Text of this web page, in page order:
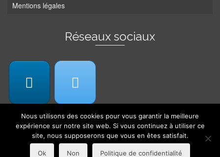
Mentions légales
Réseaux sociaux
Nous utilisons des cookies pour vous garantir la meilleure
expérience sur notre site web. Si vous continuez à utiliser ce
site, nous supposerons que vous en êtes satisfait.
Ok Non Politique de confidentialité